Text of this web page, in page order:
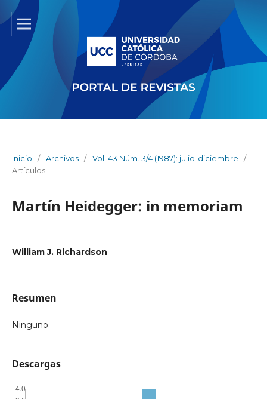
Inicio / Archivos / Vol. 43 Núm. 3/4 (1987): julio-diciembre
/
Artículos
Martín Heidegger: in memoriam
William J. Richardson
Resumen
Ninguno
Descargas